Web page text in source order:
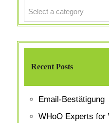
Select a category
Recent Posts
Email-Bestätigung
WHoO Experts for